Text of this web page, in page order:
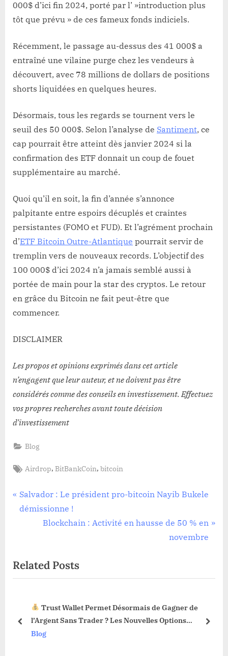
000$ d’ici fin 2024, porté par l’ »introduction plus
tôt que prévu » de ces fameux fonds indiciels.
Récemment, le passage au-dessus des 41 000$ a
entraîné une vilaine purge chez les vendeurs à
découvert, avec 78 millions de dollars de positions
shorts liquidées en quelques heures.
Désormais, tous les regards se tournent vers le
seuil des 50 000$. Selon l’analyse de Santiment, ce
cap pourrait être atteint dès janvier 2024 si la
confirmation des ETF donnait un coup de fouet
supplémentaire au marché.
Quoi qu’il en soit, la fin d’année s’annonce
palpitante entre espoirs décuplés et craintes
persistantes (FOMO et FUD). Et l’agrément prochain
d’ETF Bitcoin Outre-Atlantique pourrait servir de
tremplin vers de nouveaux records. L’objectif des
100 000$ d’ici 2024 n’a jamais semblé aussi à
portée de main pour la star des cryptos. Le retour
en grâce du Bitcoin ne fait peut-être que
commencer.
DISCLAIMER
Les propos et opinions exprimés dans cet article
n’engagent que leur auteur, et ne doivent pas être
considérés comme des conseils en investissement. Effectuez
vos propres recherches avant toute décision
d’investissement
Blog
Tags:
Airdrop,BitBankCoin,bitcoin
Navigation
P
r
o
u
o
Salvador : Le président pro-bitcoin Nayib Bukele
démissionne !
N
t
P
s
t
:
Blockchain : Activité en hausse de 50 % en
novembre
Related Posts
Trust Wallet Permet Désormais de Gagner de
l’Argent Sans Trader ? Les Nouvelles Options
Dévoilées !
Blog
prev next